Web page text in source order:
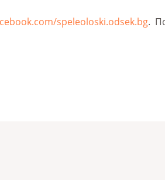
speleoloski.odsek.bg.